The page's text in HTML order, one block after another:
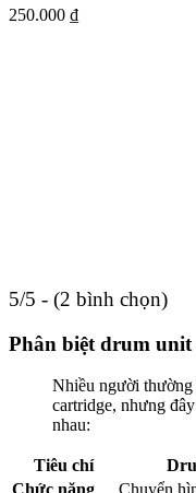
250.000 ₫
5/5 - (2 bình chọn)
Phân biệt drum
Nhiều người thường
cartridge, nhưng
nhau:
Tiêu chí